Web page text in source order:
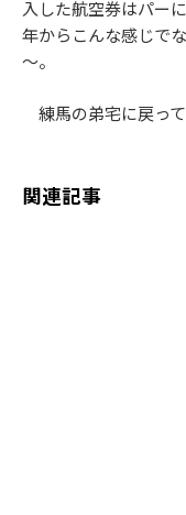
入した航空券はパー
年からこんな感じで
～。
練馬の弟宅に戻っ
関連記事